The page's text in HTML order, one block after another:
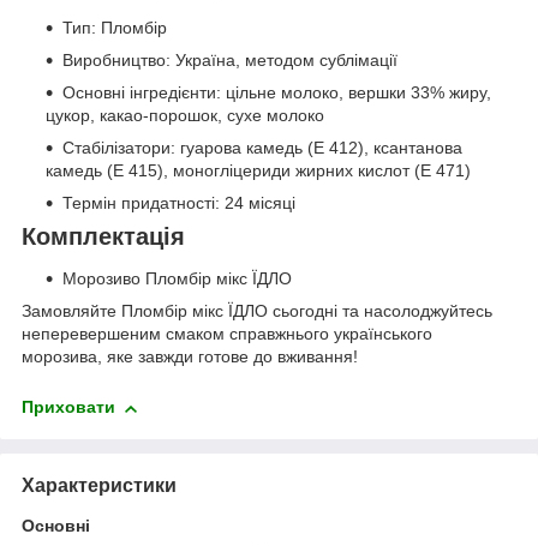
Тип: Пломбір
Виробництво: Україна, методом сублімації
Основні інгредієнти: цільне молоко, вершки 33% жиру,
цукор, какао-порошок, сухе молоко
Стабілізатори: гуарова камедь (Е 412), ксантанова
камедь (Е 415), моногліцериди жирних кислот (Е 471)
Термін придатності: 24 місяці
Комплектація
Морозиво Пломбір мікс ЇДЛО
Замовляйте Пломбір мікс ЇДЛО сьогодні та насолоджуйтесь
неперевершеним смаком справжнього українського
морозива, яке завжди готове до вживання!
Приховати
Характеристики
Основні